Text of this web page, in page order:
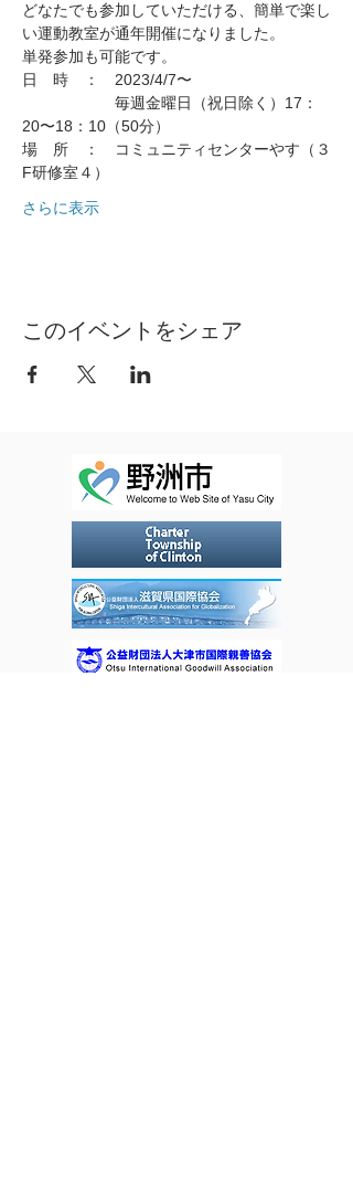
どなたでも参加していただける、簡単で楽し
い運動教室が通年開催になりました。
単発参加も可能です。
日　時　：　2023/4/7〜
毎週金曜日（祝日除く）17：
20〜18：10（50分）
場　所　：　コミュニティセンターやす（３
F研修室４）
さらに表示
このイベントをシェア